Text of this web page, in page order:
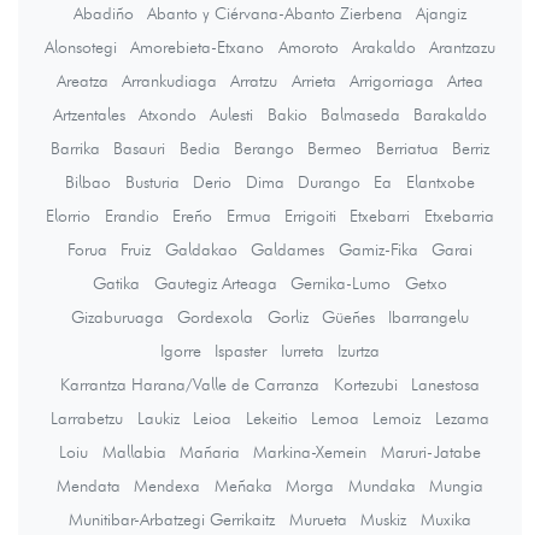
Abadiño Abanto y Ciérvana-Abanto Zierbena
Ajangiz
Alonsotegi
Amorebieta-Etxano Amoroto Arakaldo
Arantzazu
Areatza
Arrankudiaga Arratzu Arrieta Arrigorriaga
Artea
Artzentales
Atxondo Aulesti Bakio Balmaseda
Barakaldo
Barrika
Basauri Bedia Berango Bermeo Berriatua
Berriz
Bilbao
Busturia Derio Dima Durango Ea
Elantxobe
Elorrio
Erandio Ereño Ermua Errigoiti Etxebarri
Etxebarria
Forua
Fruiz Galdakao Galdames Gamiz-Fika
Garai
Gatika
Gautegiz Arteaga Gernika-Lumo
Getxo
Gizaburuaga
Gordexola Gorliz Güeñes
Ibarrangelu
Igorre
Ispaster Iurreta
Izurtza
Karrantza Harana/Valle de Carranza
Kortezubi
Lanestosa
Larrabetzu
Laukiz Leioa Lekeitio Lemoa Lemoiz
Lezama
Loiu
Mallabia Mañaria Markina-Xemein
Maruri-Jatabe
Mendata
Mendexa Meñaka Morga Mundaka
Mungia
Munitibar-Arbatzegi Gerrikaitz
Murueta Muskiz
Muxika